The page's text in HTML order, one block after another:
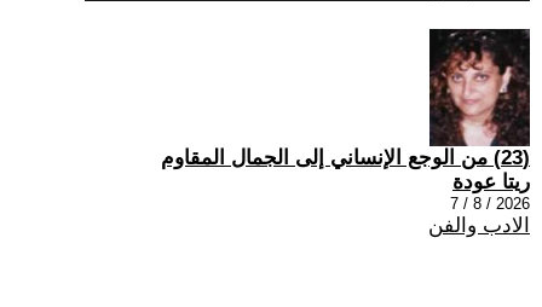
(23) من الوجع الإنساني إلى الجمال المقاوم
ريتا عودة
2026 / 8 / 7
الادب والفن